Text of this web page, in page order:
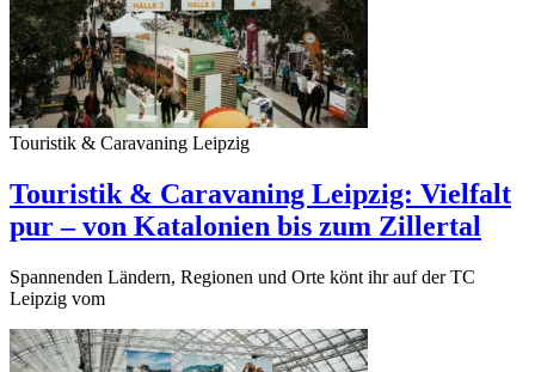
Touristik & Caravaning Leipzig
Touristik & Caravaning Leipzig: Vielfalt
pur – von Katalonien bis zum Zillertal
Spannenden Ländern, Regionen und Orte könt ihr auf der TC
Leipzig vom